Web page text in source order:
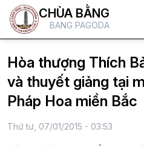
CHÙA BẰNG
BANG PAGODA
Hòa thượng Thích
và thuyết giảng tại
Pháp Hoa miền Bắc
Thứ tư, 07/01/2015 - 03:53